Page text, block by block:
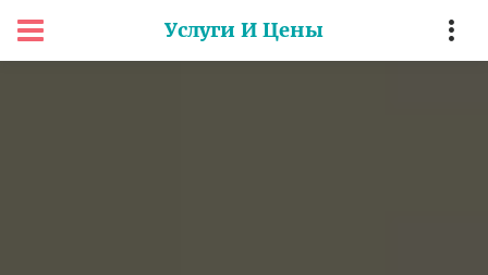
Услуги И Цены